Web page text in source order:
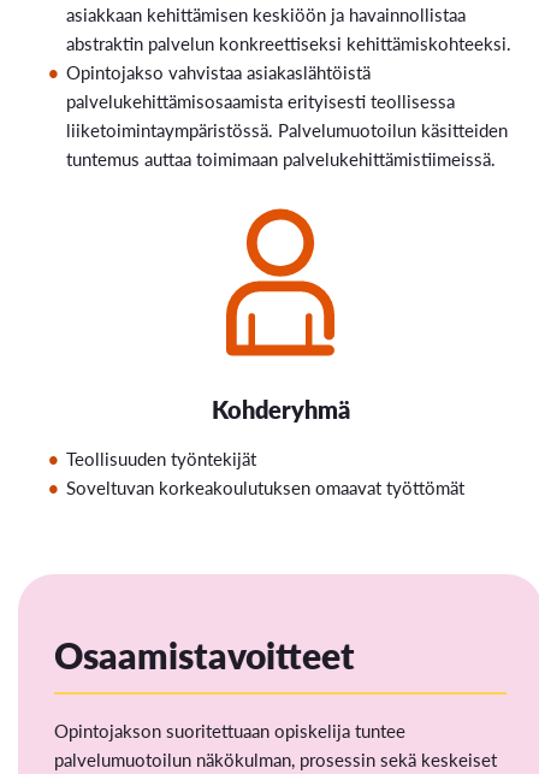
asiakkaan kehittämisen keskiöön ja havainnollistaa
abstraktin palvelun konkreettiseksi kehittämiskohteeksi.
Opintojakso vahvistaa asiakaslähtöistä
palvelukehittämisosaamista erityisesti teollisessa
liiketoimintaympäristössä. Palvelumuotoilun käsitteiden
tuntemus auttaa toimimaan palvelukehittämistiimeissä.
Kohderyhmä
Teollisuuden työntekijät
Soveltuvan korkeakoulutuksen omaavat työttömät
Osaamistavoitteet
Opintojakson suoritettuaan opiskelija tuntee
palvelumuotoilun näkökulman, prosessin sekä keskeiset